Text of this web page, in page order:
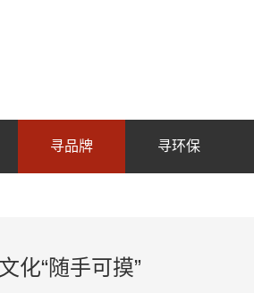
寻品牌 寻环保
化“随手可摸”